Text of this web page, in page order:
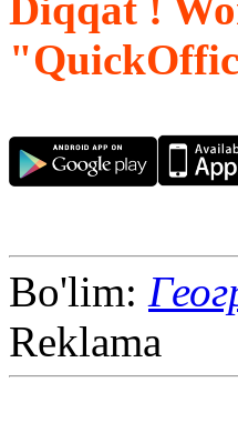
Bo'lim:
Reklama